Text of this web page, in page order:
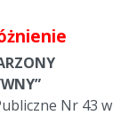
Nr 43 w